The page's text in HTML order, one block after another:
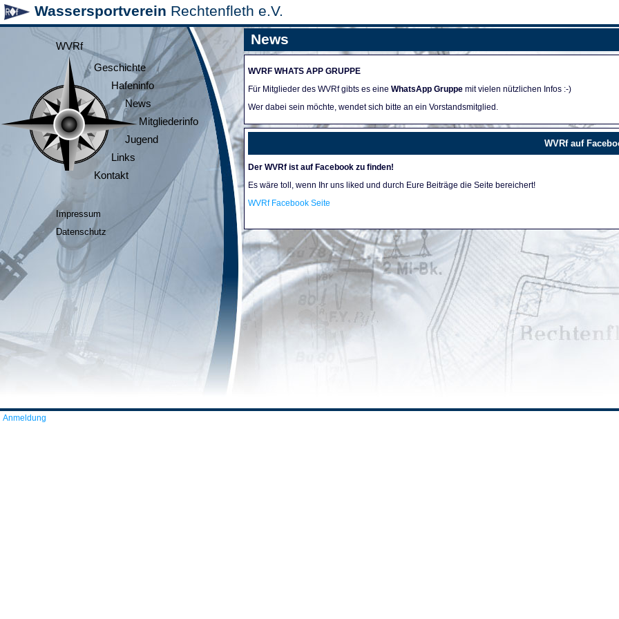
Wassersportverein Rechtenfleth e.V.
WVRf
Geschichte
Hafeninfo
News
Mitgliederinfo
Jugend
Links
Kontakt
Impressum
Datenschutz
News
WVRF WHATS APP GRUPPE
Für Mitglieder des WVRf gibts es eine WhatsApp Gruppe mit vielen nützlichen Infos :-)
Wer dabei sein möchte, wendet sich bitte an ein Vorstandsmitglied.
WVRf auf
Der WVRf ist auf Facebook zu finden!
Es wäre toll, wenn Ihr uns liked und durch Eure Beiträge die Seite bereichert!
WVRf Facebook Seite
Anmeldung